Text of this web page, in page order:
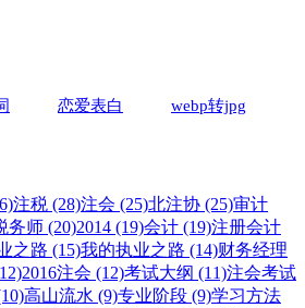
恋爱表白 webp转jpg
注税 (28)注会 (25)北注协 (25)审计
务师 (20)2014 (19)会计 (19)注册会计
之路 (15)我的执业之路 (14)财务经理
2016注会 (12)考试大纲 (11)注会考试
高山流水 (9)专业阶段 (9)学习方法